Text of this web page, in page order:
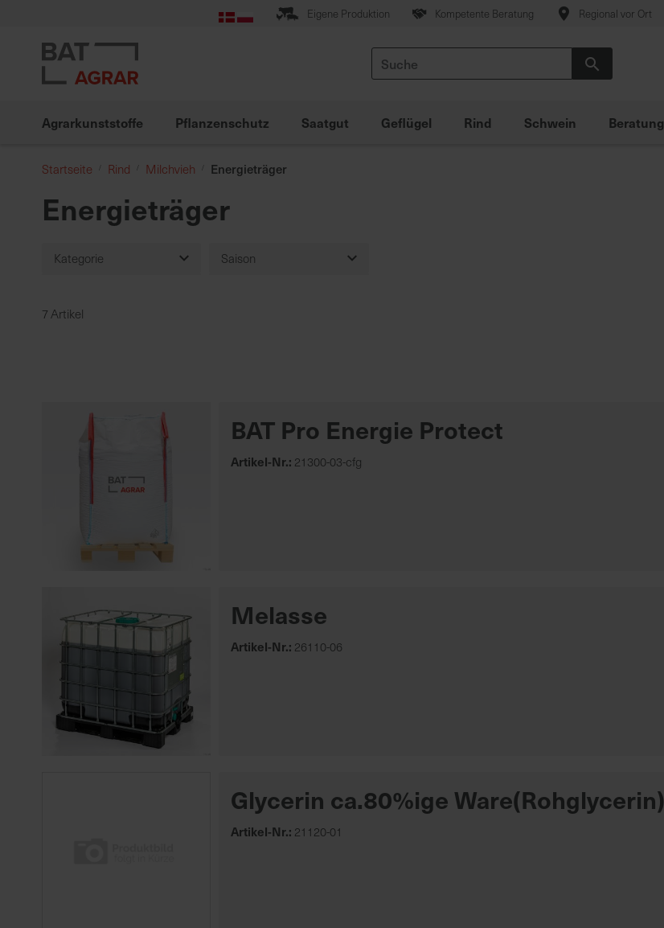
springen
Eigene Produktion Kompetente Beratung Regional vor Ort
Suche
Agrarkunststoffe Pflanzenschutz Saatgut Geflügel Rind Schwein Beratung
Startseite Rind Milchvieh Energieträger
Energieträger
Kategorie
Futterkonservierung
Mineralfutter
Mehr anzeigen
Saison
7 Artikel
BAT Pro Energie Protect
Artikel-Nr.: 21300-03-cfg
Melasse
Artikel-Nr.: 26110-06
Glycerin ca.80%ige Ware(Rohglycerin)
Artikel-Nr.: 21120-01